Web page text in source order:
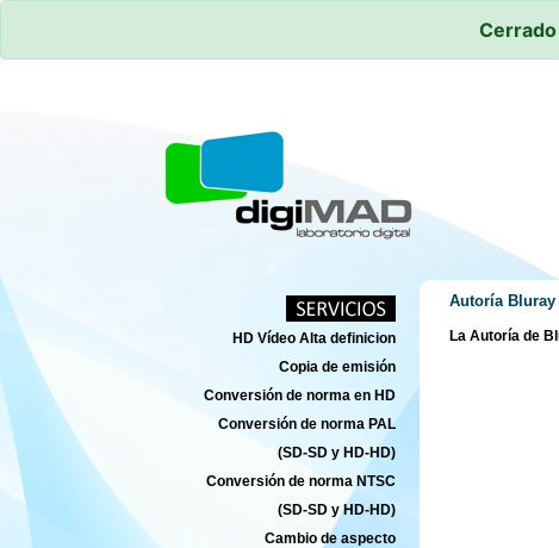
HD Vídeo Alta definicion
Copia de emisión
Conversión de norma en HD
Conversión de norma PAL
(SD-SD y HD-HD)
Conversión de norma NTSC
(SD-SD y HD-HD)
Cambio de aspecto
Autoría Bluray
La Autoría de